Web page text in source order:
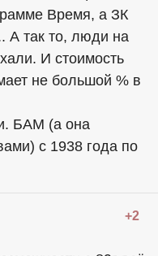
Время, а ЗК
А так то, люди на
И стоимость
не большой % в
БАМ (а она
с 1938 года по
+2